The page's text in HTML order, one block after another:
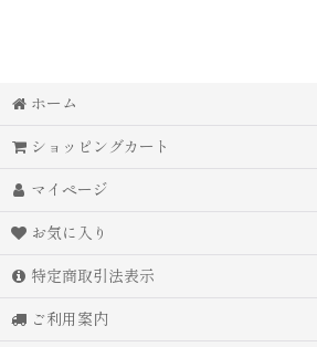
ホーム
ショッピングカート
マイページ
お気に入り
特定商取引法表示
ご利用案内